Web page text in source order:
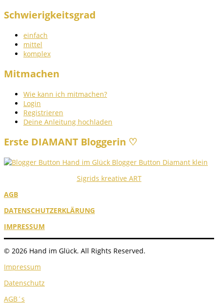
Schwierigkeitsgrad
einfach
mittel
komplex
Mitmachen
Wie kann ich mitmachen?
Login
Registrieren
Deine Anleitung hochladen
Erste DIAMANT Bloggerin ♡
Sigrids kreative ART
AGB
DATENSCHUTZERKLÄRUNG
IMPRESSUM
© 2026 Hand im Glück. All Rights Reserved.
Impressum
Datenschutz
AGB´s